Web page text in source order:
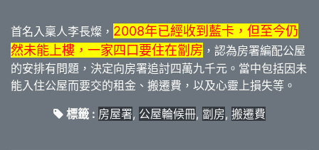
首名入稟人李長燦， 2008年已經收到藍卡，但至今仍
然未能上樓，一家四口要住在劏房 ，認為房署編配公屋
的安排有問題，決定向房署追討四萬九千元。當中包括因未
能入住公屋而要交的租金、搬遷費，以及心靈上損失等。
標籤 : 房屋署, 公屋輪候冊, 劏房, 搬遷費